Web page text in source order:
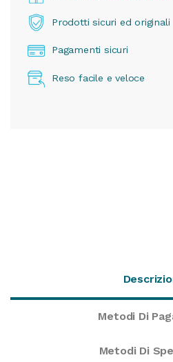
Prodotti sicuri ed originali
Pagamenti sicuri
Reso facile e veloce
Metodi Di
Metodi Di